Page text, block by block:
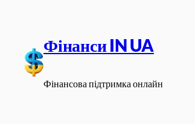
вмісту
Фінанси IN UA
Фінансова підтримка онлайн